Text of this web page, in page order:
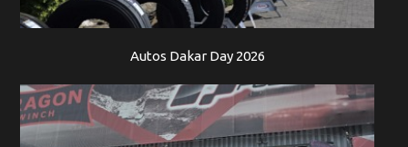
Autos Dakar Day 2026